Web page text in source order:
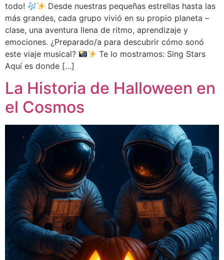
todo!
Desde nuestras pequeñas estrellas hasta las
más grandes, cada grupo vivió en su propio planeta –
clase, una aventura llena de ritmo, aprendizaje y
emociones. ¿Preparado/a para descubrir cómo sonó
este viaje musical?
Te lo mostramos: Sing Stars
Aquí es donde […]
La Historia de Halloween en
el Cosmos